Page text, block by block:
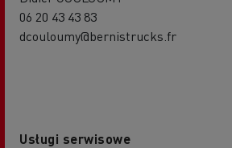
06 20 43 43 83
dcouloumy@bernistrucks.fr
Usługi serwisowe